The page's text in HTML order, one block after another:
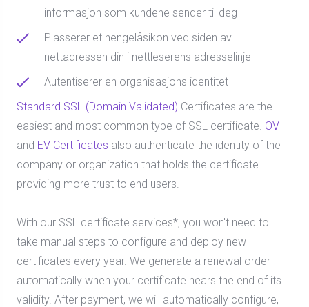
informasjon som kundene sender til deg
Plasserer et hengelåsikon ved siden av
nettadressen din i nettleserens adresselinje
Autentiserer en organisasjons identitet
Standard SSL (Domain Validated) Certificates are the
easiest and most common type of SSL certificate. OV
and EV Certificates also authenticate the identity of the
company or organization that holds the certificate
providing more trust to end users.
With our SSL certificate services*, you won't need to
take manual steps to configure and deploy new
certificates every year. We generate a renewal order
automatically when your certificate nears the end of its
validity. After payment, we will automatically configure,